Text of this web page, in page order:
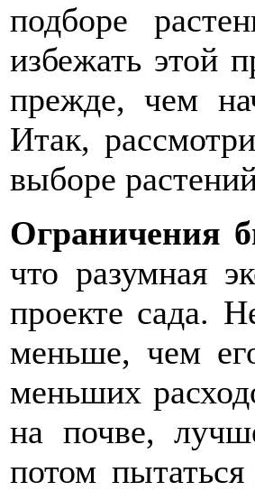
подборе
избежать этой
прежде, чем
Итак,
выборе
Ограничения
что разумная
проекте сада.
меньше, чем
меньших
на почве,
потом